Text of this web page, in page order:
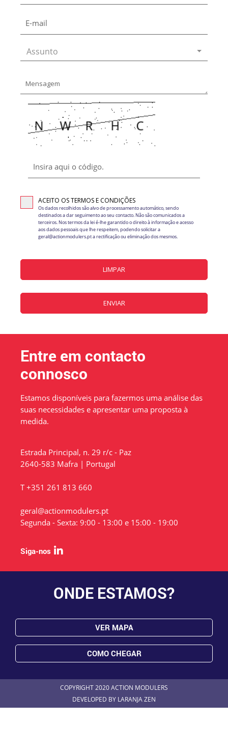
Assunto
ACEITO OS TERMOS E CONDIÇÕES
Os dados recolhidos são alvo de processamento automático, sendo
destinados a dar seguimento ao seu contacto. Não são comunicados a
terceiros. Nos termos da lei é-lhe garantido o direito à informação e acesso
aos dados pessoais que lhe respeitem, podendo solicitar a
geral@actionmodulers.pt a rectificação ou eliminação dos mesmos.
Entre em contacto
connosco
Estamos disponíveis para fazermos uma análise das
suas necessidades e apresentar uma proposta à
medida.
Estrada Principal, n. 29 r/c - Paz
2640-583 Mafra | Portugal
T +351 261 813 660
geral@actionmodulers.pt
Segunda - Sexta: 9:00 - 13:00 e 15:00 - 19:00
Siga-nos
ONDE ESTAMOS?
VER MAPA
COMO CHEGAR
COPYRIGHT 2020 ACTION MODULERS
DEVELOPED BY LARANJA ZEN